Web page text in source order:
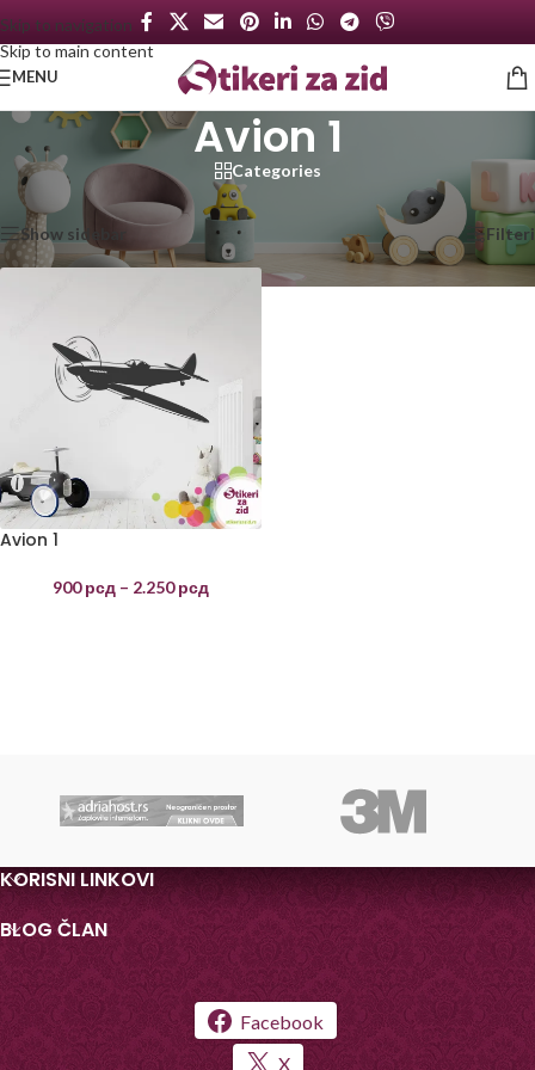
Skip to navigation
Skip to main content
MENU
Avion 1
Categories
Početna
Proizvod označen „Avion 1“ Prikazan jedan rezultat
Show sidebar Filteri
Avion 1
900рсд – 2.250рсд
KORISNI LINKOVI
BLOG ČLAN
Facebook
X